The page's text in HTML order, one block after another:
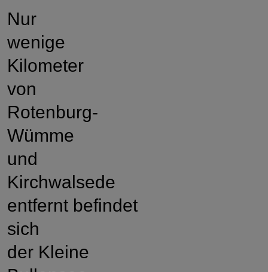
Nur
wenige
Kilometer
von
Rotenburg-
Wümme
und
Kirchwalsede
entfernt befindet
sich
der Kleine